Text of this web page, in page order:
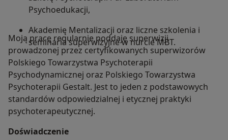
Psychoedukacji,
Akademię Mentalizacji oraz liczne szkolenia i
seminaria superwizyjne w nurcie MBT.
Moją pracę regularnie poddaję superwizji
prowadzonej przez certyfikowanych superwizorów
Polskiego Towarzystwa Psychoterapii
Psychodynamicznej oraz Polskiego Towarzystwa
Psychoterapii Gestalt. Jest to jeden z podstawowych
standardów odpowiedzialnej i etycznej praktyki
psychoterapeutycznej.
Doświadczenie